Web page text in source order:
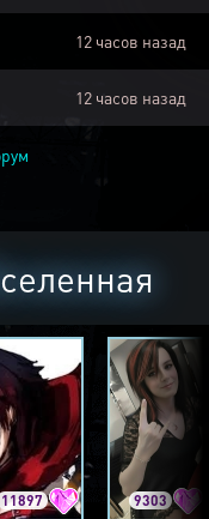
12 часов назад
12 часов назад
11897 9303